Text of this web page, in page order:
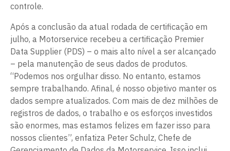
controle.
Após a conclusão da atual rodada de certificação em
julho, a Motorservice recebeu a certificação Premier
Data Supplier (PDS) – o mais alto nível a ser alcançado
– pela manutenção de seus dados de produtos.
“Podemos nos orgulhar disso. No entanto, estamos
sempre trabalhando. Afinal, é nosso objetivo manter os
dados sempre atualizados. Com mais de dez milhões de
registros de dados, o trabalho e os esforços investidos
são enormes, mas estamos felizes em fazer isso para
nossos clientes”, enfatiza Peter Schulz, Chefe de